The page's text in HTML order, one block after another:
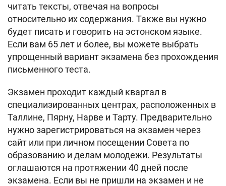
читать тексты, отвечая на вопросы
относительно их содержания. Также вы нужно
будет писать и говорить на эстонском языке.
Если вам 65 лет и более, вы можете выбрать
упрощенный вариант экзамена без прохождения
письменного теста.
Экзамен проходит каждый квартал в
специализированных центрах, расположенных в
Таллине, Пярну, Нарве и Тарту. Предварительно
нужно зарегистрироваться на экзамен через
сайт или при личном посещении Совета по
образованию и делам молодежи. Результаты
оглашаются на протяжении 40 дней после
экзамена. Если вы не пришли на экзамен и не